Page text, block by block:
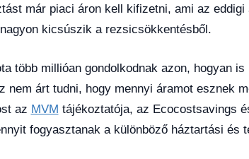
már piaci áron kell kifizetni, ami az
kicsúszik a rezsicsökkentésből.
több millióan gondolkodnak azon, hogyan
nem árt tudni, hogy mennyi áramot esznek
az MVM tájékoztatója, az Ecocostsavings
fogyasztanak a különböző háztartási és